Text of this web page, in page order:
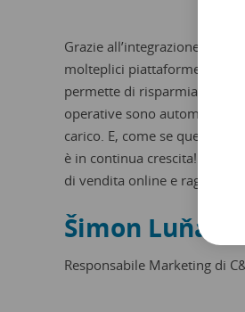
Grazie all’integrazione con
molteplici piattaforme di
permette di risparmiare
operative sono
carico. E, come se questo
è in continua crescita! Non
di vendita online e
Šimon Luňák
Responsabile Marketing di